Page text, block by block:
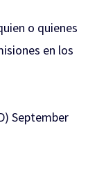
o quienes
en los
September